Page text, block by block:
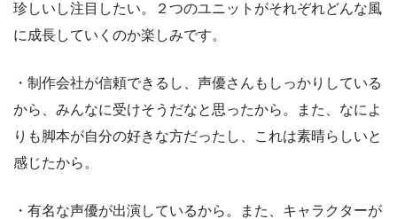
珍しいし注目したい。２つのユニットがそれぞれどんな風
に成長していくのか楽しみです。
・制作会社が信頼できるし、声優さんもしっかりしている
から、みんなに受けそうだなと思ったから。また、なによ
りも脚本が自分の好きな方だったし、これは素晴らしいと
感じたから。
・有名な声優が出演しているから。また、キャラクターが